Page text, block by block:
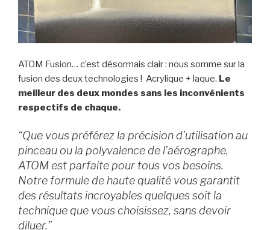
ATOM Fusion… c’est désormais clair : nous somme sur la
fusion des deux technologies ! Acrylique + laque. Le
meilleur des deux mondes sans les inconvénients
respectifs de chaque.
“Que vous préférez la précision d’utilisation au
pinceau ou la polyvalence de l’aérographe,
ATOM est parfaite pour tous vos besoins.
Notre formule de haute qualité vous garantit
des résultats incroyables quelques soit la
technique que vous choisissez, sans devoir
diluer.”